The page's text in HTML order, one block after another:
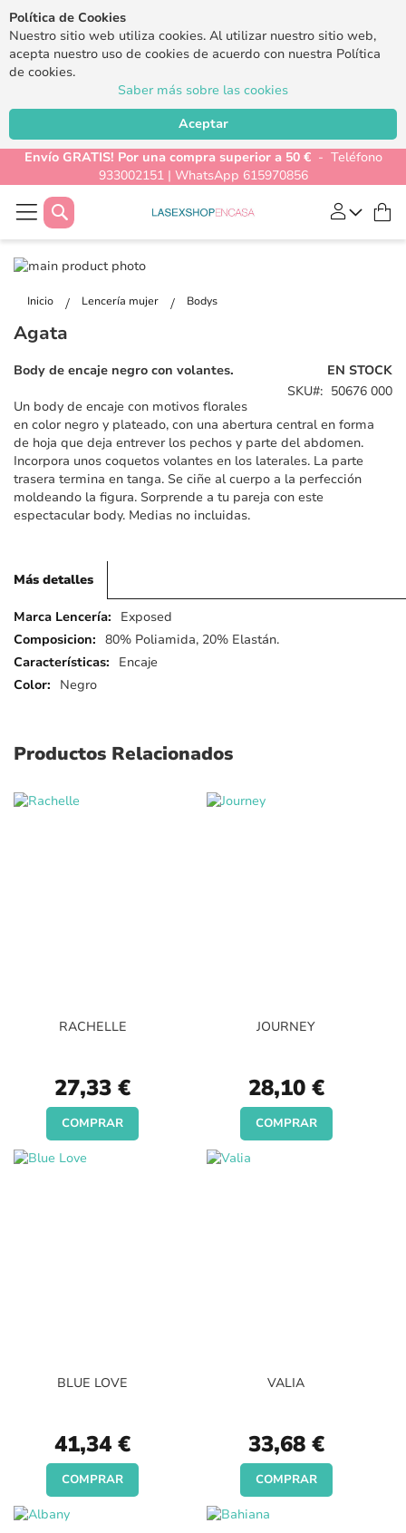
Política de Cookies
Nuestro sitio web utiliza cookies. Al utilizar nuestro sitio web,
acepta nuestro uso de cookies de acuerdo con nuestra Política
de cookies.
Saber más sobre las cookies
Aceptar
Envío GRATIS! Por una compra superior a 50 €- Teléfono
933002151 | WhatsApp 615970856
Buscar
Inicio Lencería mujer Bodys
Saltar
final
la
de
de
galería
imágenes
Agata
EN STOCK
SKU
50676 000
Body de encaje negro con volantes.
Un body de encaje con motivos florales
en color negro y plateado, con una abertura central en forma
de hoja que deja entrever los pechos y parte del abdomen.
Incorpora unos coquetos volantes en los laterales. La parte
trasera termina en tanga. Se ciñe al cuerpo a la perfección
moldeando la figura. Sorprende a tu pareja con este
espectacular body. Medias no incluidas.
Más detalles
Más
detalles
Exposed
80% Poliamida, 20% Elastán.
Encaje
Negro
Productos Relacionados
RACHELLE
27,33 €
COMPRAR
JOURNEY
28,10 €
COMPRAR
BLUE LOVE
41,34 €
COMPRAR
VALIA
33,68 €
COMPRAR